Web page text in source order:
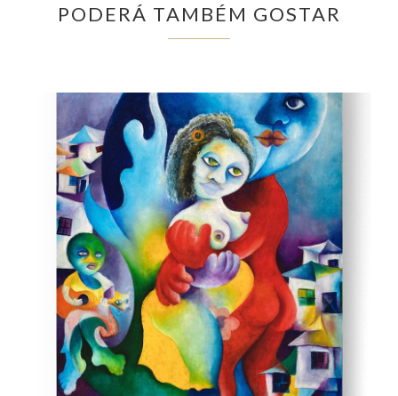
PODERÁ TAMBÉM GOSTAR